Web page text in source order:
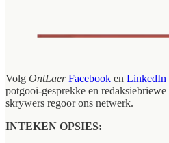
Volg OntLaer Facebook en LinkedIn
potgooi-gesprekke en
skrywers regoor ons netwerk.
INTEKEN OPSIES: